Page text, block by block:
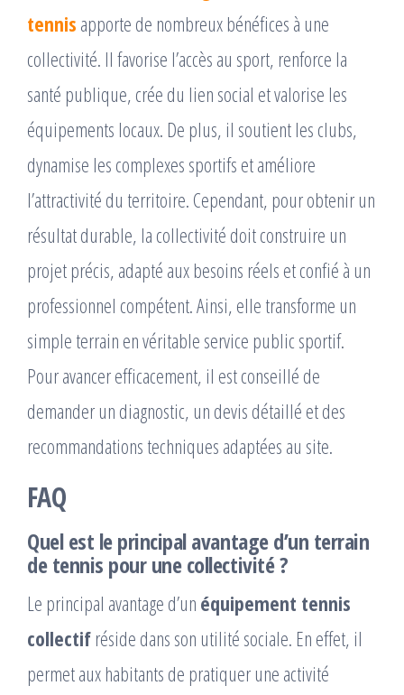
tennis apporte de nombreux bénéfices à une
collectivité. Il favorise l’accès au sport, renforce la
santé publique, crée du lien social et valorise les
équipements locaux. De plus, il soutient les clubs,
dynamise les complexes sportifs et améliore
l’attractivité du territoire. Cependant, pour obtenir un
résultat durable, la collectivité doit construire un
projet précis, adapté aux besoins réels et confié à un
professionnel compétent. Ainsi, elle transforme un
simple terrain en véritable service public sportif.
Pour avancer efficacement, il est conseillé de
demander un diagnostic, un devis détaillé et des
recommandations techniques adaptées au site.
FAQ
Quel est le principal avantage d’un terrain
de tennis pour une collectivité ?
Le principal avantage d’un équipement tennis
collectif réside dans son utilité sociale. En effet, il
permet aux habitants de pratiquer une activité